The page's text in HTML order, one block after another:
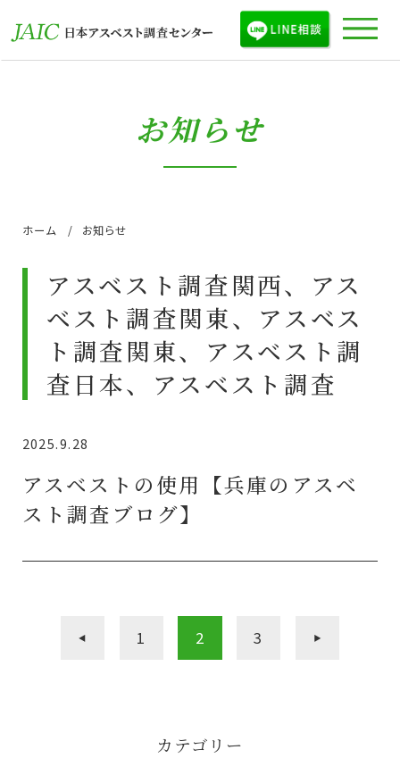
お知らせ
ホーム お知らせ
アスベスト調査関西、アス
ベスト調査関東、アスベス
ト調査関東、アスベスト調
査日本、アスベスト調査
2025.9.28
アスベストの使用【兵庫のアスベ
スト調査ブログ】
« 1 2 3 »
カテゴリー